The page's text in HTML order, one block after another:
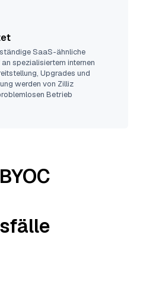
SaaS-ähnliche
spezialisiertem internen
Upgrades und
werden von Zilliz
Betrieb